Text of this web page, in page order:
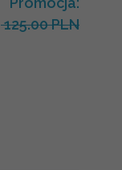
125.00 PLN